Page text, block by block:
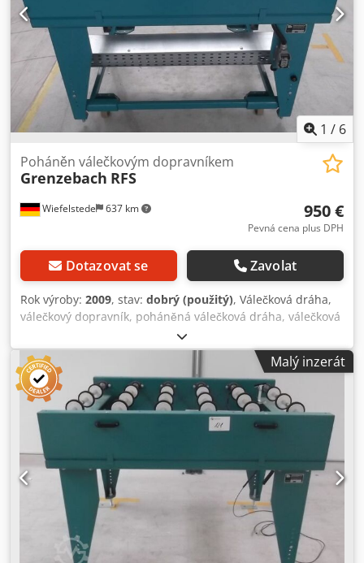
1 / 6
Wiefelstede 637 km
Poháněn válečkovým dopravníkem
Grenzebach RFS
950 €
Pevná cena plus DPH
Dotazovat se Zavolat
Rok výroby: 2009, stav: dobrý (použitý), Válečková dráha,
válečkový dopravník, poháněná válečková dráha, válečková
linka - robustní provedení - posuvná - elektrický pohon -
pohonný motor: 0,37 kW 76 ot/min - šířka válečků: 850 mm
- délka dopravníku: 1140 mm - průměr válečku: 105 mm -
válečky: pogumované - průměr hřídele: 25 mm - výška
dopravníku: 1100 mm, nastavitelná Codpfx Apjb A S T Ts
Aorf - pohon: pomocí řemenu - rozměry: 1140/1150/V1110
mm - hmotnost: 230 kg
Malý inzerát